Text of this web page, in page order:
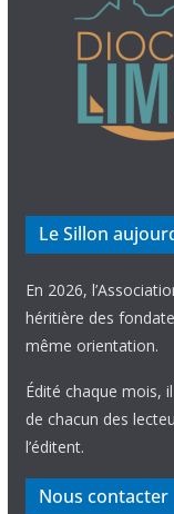
Le Sillon
En 2026,
héritière des
même orientation.
Édité chaque mois,
de chacun des
l’éditent.
Nous contacter